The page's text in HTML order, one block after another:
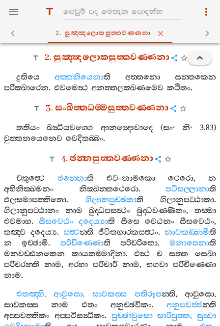
2. සුඤ‍්ඤලොකසුත‍්තවණ‍්ණනා
2.සුඤ‍්ඤලොකසුත‍්තවණ‍්ණනා
දුතියෙ අත‍්තනියෙනාති අත‍්තනො
සන‍්තකෙන
පරික‍්ඛාරෙන. එවමෙත්‍ථ අනත‍්තලක‍්ඛණමෙව කථිතං.
3.සංඛිත‍්තධම‍්මසුත‍්තවණ‍්ණනා
තතියං ඛන්‍ධියවග‍්ගෙ ආනන්‍දොවාදෙ (සං·නි· 3.83)
වුත‍්තනයෙනෙව වෙදිතබ‍්බං.
4.ඡන‍්නසුත‍්තවණ‍්ණනා
චතුත්‍ථෙ ඡන‍්නොති එවංනාමකො ථෙරො, න
අභිනික‍්ඛමනං
නික‍්ඛන‍්තථෙරො. පටිසල‍්ලානාති
ඵලසමාපත‍්තිතො. ගිලානපුච‍්ඡකාති ගිලානුපට‍්ඨාකා.
ගිලානුපට‍්ඨානං
නාම බුද‍්ධපසත්‍ථං බුද‍්ධවණ‍්ණිතං, තස‍්මා
එවමාහ.සීසවෙඨං දදෙය්‍යාති සීසෙ වෙඨනං සීසවෙඨං,
තඤ‍්ච දදෙය්‍ය. සත්‍ථන‍්ති ජීවිතහාරකසත්‍ථං. නාවකඞ‍්ඛාමීති
න
ඉච‍්ඡාමි. පරිචිණ‍්ණොති පරිචරිතො. මනාපෙනාති
මනවඩ‍්ඪනකෙන
කායකම‍්මාදිනා.එත්‍ථ ච සත‍්ත
සෙඛා
පරිචරන‍්ති නාම, අරහා පරිචාරී නාම, භගවා පරිචිණ‍්ණො
නාම.
එතඤ‍්හි, ආවුසො,සාවකස‍්ස පතිරූපන‍්ති, ආවුසො,
සාවකස‍්ස
නාම එතං අනුච‍්ඡවිකං. අනුපවජ‍්ජන‍්ති
අප‍්පවත‍්තිකං අප‍්පටිසන්‍ධිකං. පුච‍්ඡාවුසො සාරිපුත‍්ත, සුත්‍වා